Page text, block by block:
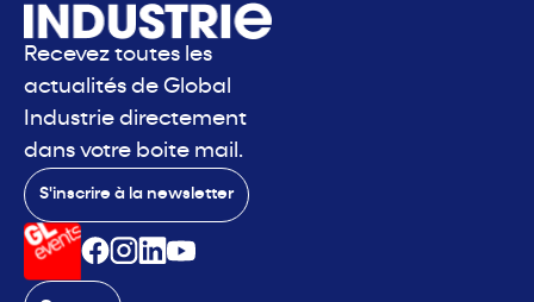
Recevez toutes les
actualités de Global
Industrie directement
dans votre boite mail.
S'inscrire à la newsletter